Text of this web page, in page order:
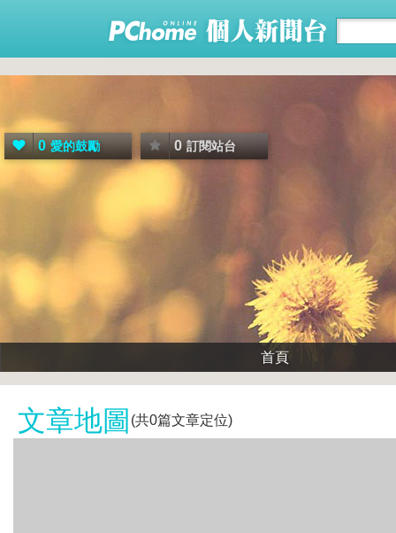
0 愛的鼓勵 0 訂閱站台
首頁
文章地圖 (共0篇文章定位)